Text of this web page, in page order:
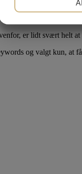
de så til gengæld
er lidt svært helt
og valgt kun,
MARKETING